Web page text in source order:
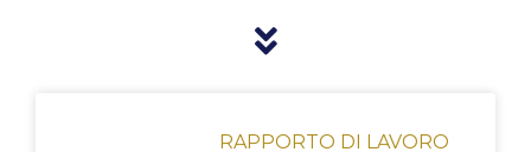
RAPPORTO DI LAVORO